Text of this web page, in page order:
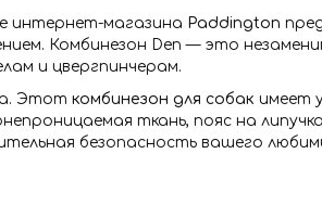
интернет-магазина Paddington
Комбинезон Den — это
и цвергпинчерам.
Этот комбинезон для собак имеет
ткань, пояс на
безопасность вашего